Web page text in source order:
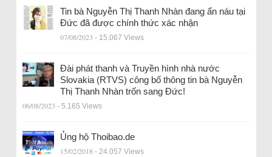
Tin bà Nguyễn Thị Thanh Nhàn đang ẩn náu tại
Đức đã được chính thức xác nhận
07/08/2023 - 15.067 Views
Đài phát thanh và Truyền hình nhà nước
Slovakia (RTVS) công bố thông tin bà Nguyễn
Thị Thanh Nhàn trốn sang Đức!
06/08/2023 - 5.165 Views
Ủng hộ Thoibao.de
15/02/2018 - 24.057 Views